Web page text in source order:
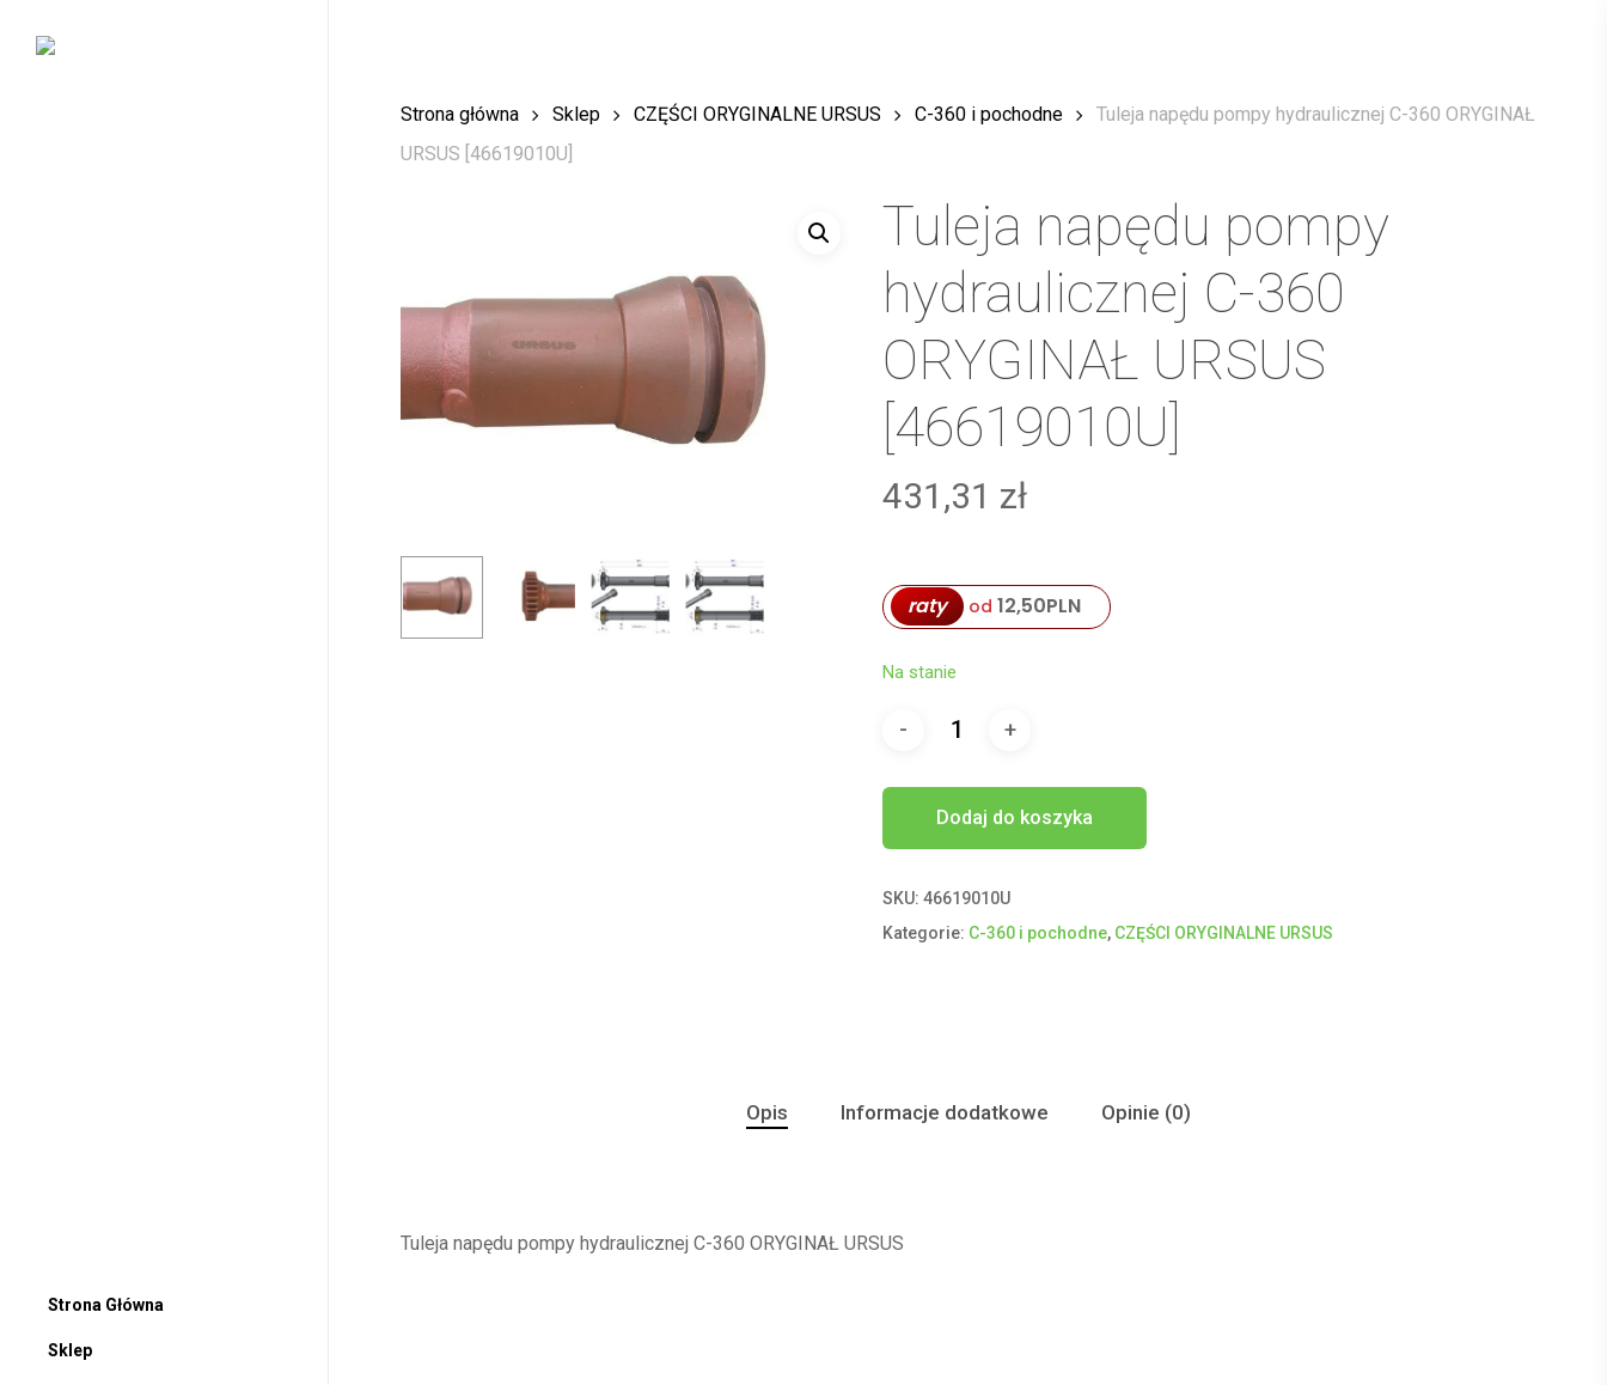
Strona Główna
Sklep
Strona główna Sklep CZĘŚCI ORYGINALNE URSUS C-360 i pochodne
Tuleja napędu pompy hydraulicznej C-360 ORYGINAŁ
URSUS [46619010U]
Tuleja napędu pompy
hydraulicznej C-360
ORYGINAŁ URSUS
[46619010U]
431,31 zł
raty od 12,50PLN
Na stanie
Dodaj do koszyka
SKU:46619010U
Kategorie: C-360 i pochodne, CZĘŚCI ORYGINALNE URSUS
Opis Informacje dodatkowe Opinie (0)
Tuleja napędu pompy hydraulicznej C-360 ORYGINAŁ URSUS